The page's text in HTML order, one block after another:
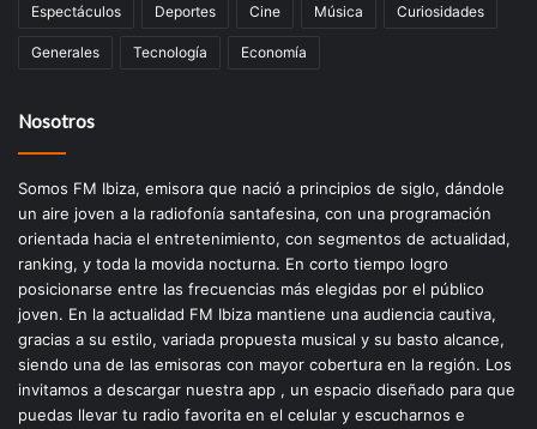
Espectáculos Deportes Cine Música Curiosidades
Generales Tecnología Economía
Nosotros
Somos FM Ibiza, emisora que nació a principios de siglo, dándole
un aire joven a la radiofonía santafesina, con una programación
orientada hacia el entretenimiento, con segmentos de actualidad,
ranking, y toda la movida nocturna. En corto tiempo logro
posicionarse entre las frecuencias más elegidas por el público
joven. En la actualidad FM Ibiza mantiene una audiencia cautiva,
gracias a su estilo, variada propuesta musical y su basto alcance,
siendo una de las emisoras con mayor cobertura en la región. Los
invitamos a descargar nuestra app , un espacio diseñado para que
puedas llevar tu radio favorita en el celular y escucharnos e